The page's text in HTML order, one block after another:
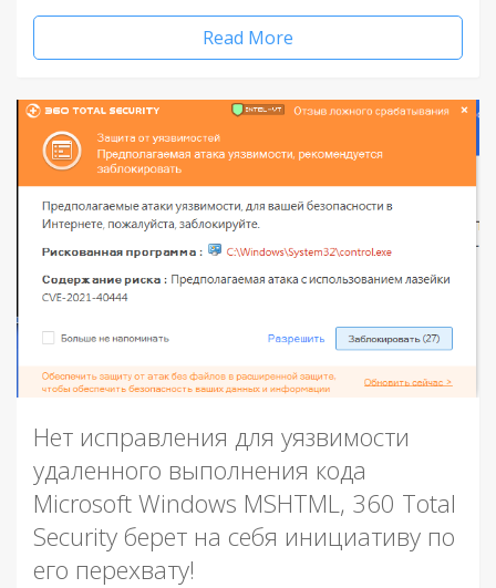
Read More
Нет исправления для уязвимости
удаленного выполнения кода
Microsoft Windows MSHTML, 360 Total
Security берет на себя инициативу по
его перехвату!